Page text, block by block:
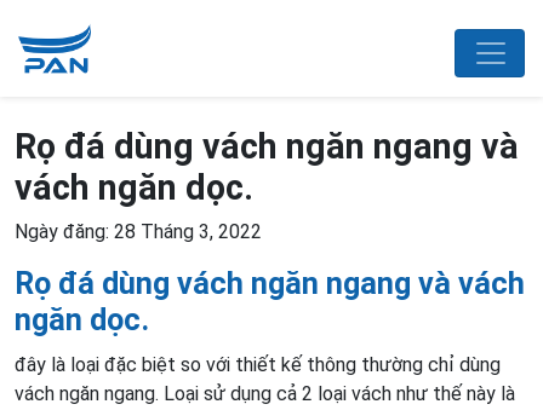
Rọ đá dùng vách ngăn ngang và
vách ngăn dọc.
Ngày đăng: 28 Tháng 3, 2022
Rọ đá dùng vách ngăn ngang và vách
ngăn dọc.
đây là loại đặc biệt so với thiết kế thông thường chỉ dùng
vách ngăn ngang. Loại sử dụng cả 2 loại vách như thế này là